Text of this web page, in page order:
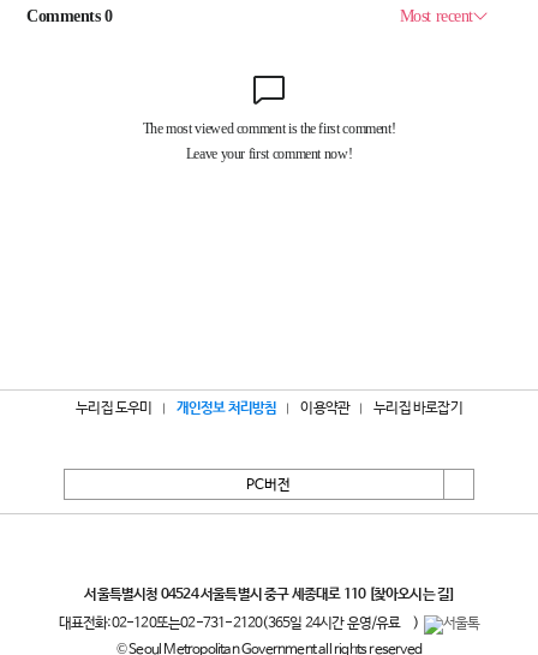
누리집 도우미 개인정보 처리방침 이용약관 누리집 바로잡기
PC버전
서울특별시청 04524 서울특별시 중구 세종대로 110 [찾아오시는 길]
대표전화:02-120또는02-731-2120(365일 24시간 운영/유료
)
© Seoul Metropolitan Government all rights reserved